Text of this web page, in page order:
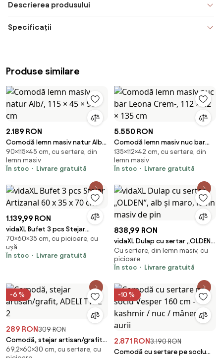
Descrierea produsului
Specificații
Produse similare
2.189 RON
Comodă lemn masiv natur Alb/,
115 × 45 × 90 cm
90×115×45 cm, cu sertare, din
lemn masiv
În stoc
Livrare gratuită
5.550 RON
Comodă lemn masiv nuc bar
Leona Crem-, 112 × 42 × 135 cm
135×112×42 cm, cu sertare, din
lemn masiv
În stoc
Livrare gratuită
1.139,99 RON
vidaXL Bufet 3 pcs Stejar
Artizanal 60 x 35 x 70 cm
70×60×35 cm, cu picioare, cu
ușă
În stoc
Livrare gratuită
838,99 RON
vidaXL Dulap cu sertar „OLDEN”,
alb și maro, lemn masiv de pin
Cu sertare, din lemn masiv, cu
picioare
În stoc
Livrare gratuită
-6 %
289 RON309 RON
Comodă, stejar artisan/grafit,
ADELI TYPE 2
69,2×60×30 cm, cu sertare, cu
-10 %
2.871 RON3.190 RON
Comodă cu sertare pe soclu